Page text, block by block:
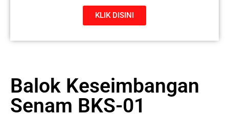
KLIK DISINI
Balok Keseimbangan
Senam BKS-01